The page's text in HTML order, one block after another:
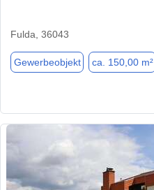
Fulda, 36043
Gewerbeobjekt ca. 150,00 m²